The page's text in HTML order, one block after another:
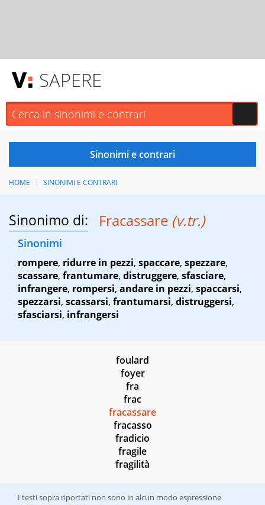
SAPERE
HOME SINONIMI E CONTRARI
Sinonimo di: Fracassare (v.tr.)
Sinonimi
rompere, ridurre in pezzi, spaccare, spezzare,
scassare, frantumare, distruggere, sfasciare,
infrangere, rompersi, andare in pezzi, spaccarsi,
spezzarsi, scassarsi, frantumarsi, distruggersi,
sfasciarsi, infrangersi
foulard
foyer
fra
frac
fracassare
fracasso
fradicio
fragile
fragilità
I testi sopra riportati non sono in alcun modo espressione